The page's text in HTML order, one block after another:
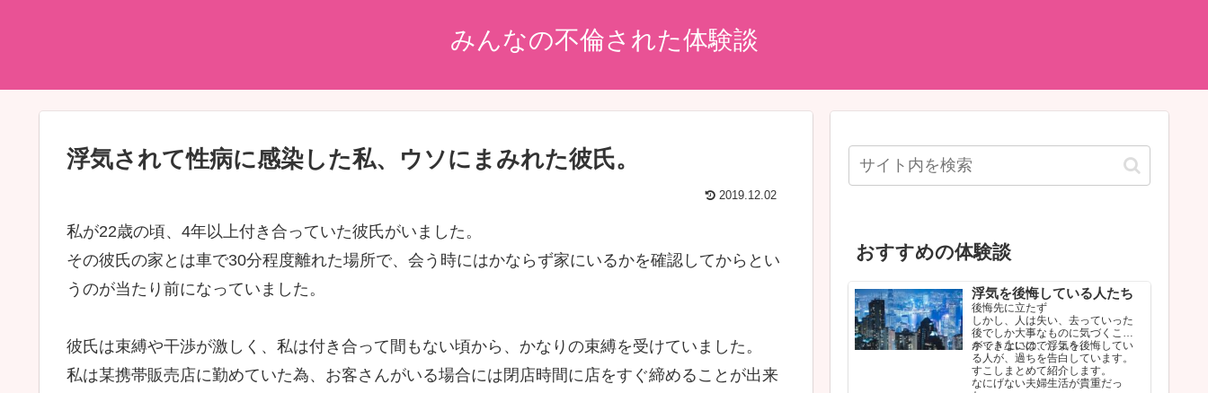
みんなの不倫された体験談
浮気されて性病に感染した私、ウソにまみれた彼氏。
2019.12.02
私が22歳の頃、4年以上付き合っていた彼氏がいました。
その彼氏の家とは車で30分程度離れた場所で、会う時にはかならず家にいるかを確認してからとい
うのが当たり前になっていました。
彼氏は束縛や干渉が激しく、私は付き合って間もない頃から、かなりの束縛を受けていました。
私は某携帯販売店に勤めていた為、お客さんがいる場合には閉店時間に店をすぐ締めることが出来
おすすめの体験談
浮気を後悔している人たち
後悔先に立たず
しかし、人は失い、去っていった
後でしか大事なものに気づくこと
ができないのでしょう。
ネット上には、浮気を後悔してい
る人が、過ちを告白しています。
すこしまとめて紹介します。
なにげない夫婦生活が貴重だっ